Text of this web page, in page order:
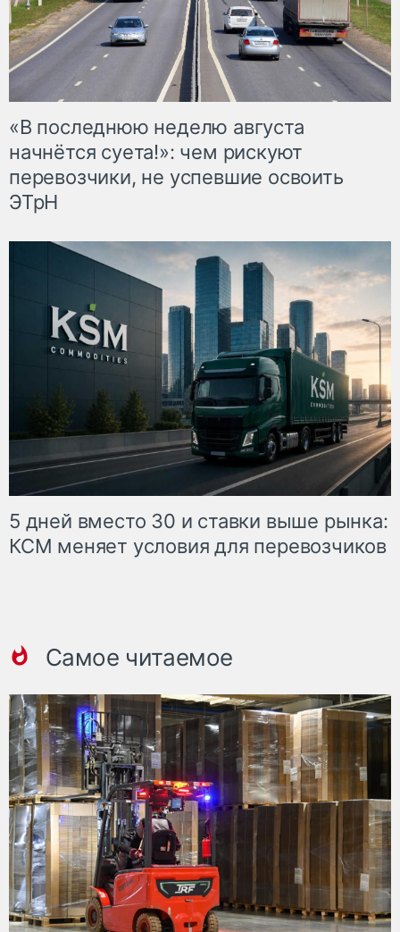
«В последнюю неделю августа
начнётся суета!»: чем рискуют
перевозчики, не успевшие освоить
ЭТрН
5 дней вместо 30 и ставки выше рынка:
КСМ меняет условия для перевозчиков
Самое читаемое